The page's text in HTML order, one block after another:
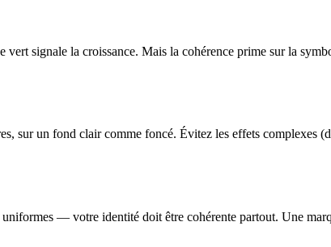
signale la croissance. Mais la cohérence prime sur la
sur un fond clair comme foncé. Évitez les effets complexes
— votre identité doit être cohérente partout. Une